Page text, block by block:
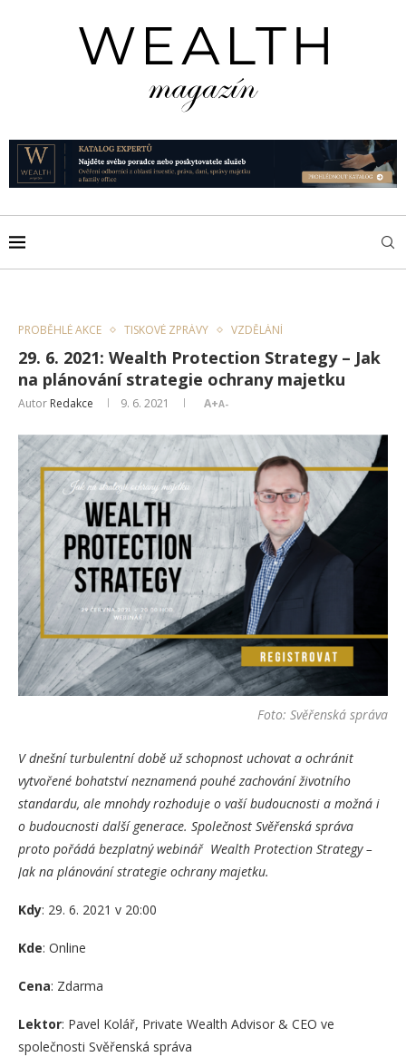
PROBĚHLÉ AKCE TISKOVÉ ZPRÁVY VZDĚLÁNÍ
29. 6. 2021: Wealth Protection Strategy – Jak
na plánování strategie ochrany majetku
Autor Redakce 9. 6. 2021 A+A-
Foto: Svěřenská správa
V dnešní turbulentní době už schopnost uchovat a ochránit
vytvořené bohatství neznamená pouhé zachování životního
standardu, ale mnohdy rozhoduje o vaší budoucnosti a možná i
o budoucnosti další generace. Společnost Svěřenská správa
proto pořádá bezplatný webinář Wealth Protection Strategy –
Jak na plánování strategie ochrany majetku.
Kdy: 29. 6. 2021 v 20:00
Kde: Online
Cena: Zdarma
Lektor: Pavel Kolář, Private Wealth Advisor & CEO ve
společnosti Svěřenská správa